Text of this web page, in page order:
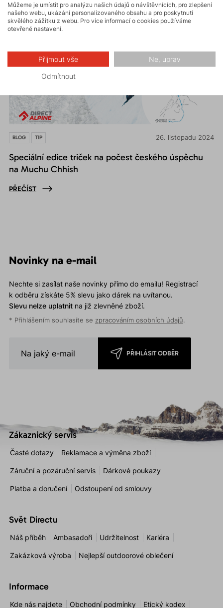
26. listopadu 2024
BLOG TIP
Speciální edice triček na počest českého úspěchu
na Muchu Chhish
PŘEČÍST
Novinky na e-mail
Nechte si zasílat naše novinky přímo do emailu! Registrací
k odběru získáte 5% slevu jako dárek na uvítanou.
Slevu nelze uplatnitna již zlevněné zboží.
* Přihlášením souhlasíte se zpracováním osobních údajů.
PŘIHLÁSIT ODBĚR
Zákaznický servis
Časté dotazy Reklamace a výměna zboží
Záruční a pozáruční servis Dárkové poukazy
Platba a doručení Odstoupení od smlouvy
Svět Directu
Náš příběh Ambasadoři Udržitelnost Kariéra
Zakázková výroba Nejlepší outdoorové oblečení
Informace
Kde nás najdete Obchodní podmínky Etický kodex
Můžeme je umístit pro analýzu našich údajů o návštěvnících, pro zlepšení
našeho webu, ukázání personalizovaného obsahu a pro poskytnutí
skvělého zážitku z webu. Pro více informací o cookies používáme
otevřené nastavení.
Přijmout vše Ne, uprav
Odmítnout